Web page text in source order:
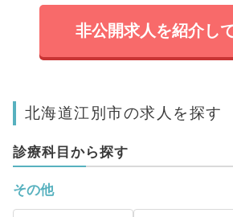
非公開求人を紹介し
北海道江別市の求人を探す
診療科目から探す
その他